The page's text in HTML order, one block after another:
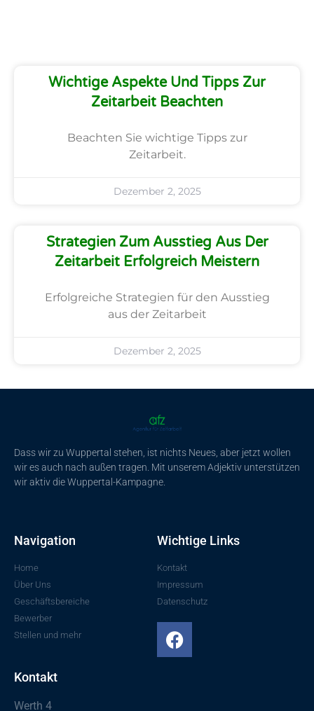
Wichtige Aspekte Und Tipps Zur
Zeitarbeit Beachten
Beachten Sie wichtige Tipps zur
Zeitarbeit.
Dezember 2, 2025
Strategien Zum Ausstieg Aus Der
Zeitarbeit Erfolgreich Meistern
Erfolgreiche Strategien für den Ausstieg
aus der Zeitarbeit
Dezember 2, 2025
Dass wir zu Wuppertal stehen, ist nichts Neues, aber jetzt wollen
wir es auch nach außen tragen. Mit unserem Adjektiv unterstützen
wir aktiv die Wuppertal-Kampagne.
Navigation
Home
Über Uns
Geschäftsbereiche
Bewerber
Stellen und mehr
Wichtige Links
Kontakt
Impressum
Datenschutz
Kontakt
Werth 4